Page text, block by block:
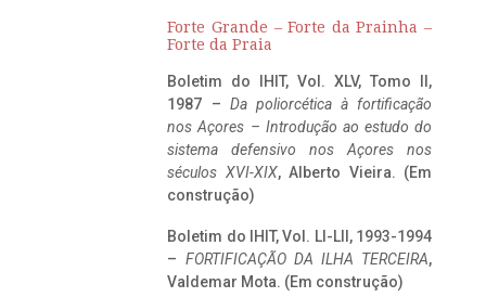
Forte Grande – Forte da Prainha –
Forte da Praia
Boletim do IHIT, Vol. XLV, Tomo II,
1987 – Da poliorcética à fortificação
nos Açores – Introdução ao estudo do
sistema defensivo nos Açores nos
séculos XVI-XIX, Alberto Vieira. (Em
construção)
Boletim do IHIT, Vol. LI-LII, 1993-1994
– FORTIFICAÇÃO DA ILHA TERCEIRA,
Valdemar Mota. (Em construção)